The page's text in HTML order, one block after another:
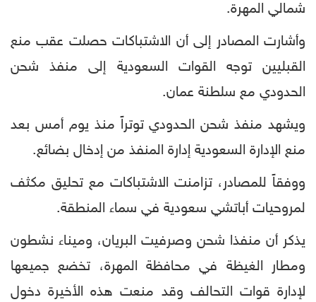
شمالي المهرة.
وأشارت المصادر إلى أن الاشتباكات حصلت عقب منع
القبليين توجه القوات السعودية إلى منفذ شحن
الحدودي مع سلطنة عمان.
ويشهد منفذ شحن الحدودي توتراً منذ يوم أمس بعد
منع الإدارة السعودية إدارة المنفذ من إدخال بضائع.
ووفقاً للمصادر، تزامنت الاشتباكات مع تحليق مكثف
لمروحيات أباتشي سعودية في سماء المنطقة.
يذكر أن منفذا شحن وصرفيت البريان، وميناء نشطون
ومطار الغيظة في محافظة المهرة، تخضع جميعها
لإدارة قوات التحالف وقد منعت هذه الأخيرة دخول